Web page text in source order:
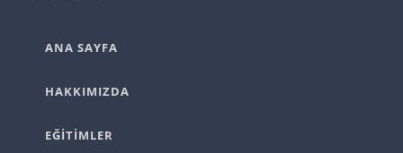
ANA SAYFA
HAKKIMIZDA
EĞİTİMLER